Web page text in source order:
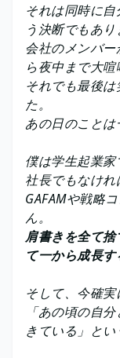
それは同時に
う決断でもあり
会社のメンバ
ら夜中まで大喧
それでも最後
た。
あの日のことは
僕は学生起業家
社長でもなけれ
GAFAMや戦略
ん。
肩書きを全て
て一から成長す
そして、今確
「あの頃の自
きている」とい